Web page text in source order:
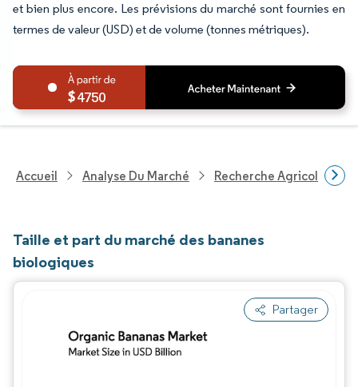
et bien plus encore. Les prévisions du marché sont fournies en
termes de valeur (USD) et de volume (tonnes métriques).
4750
Accueil Analyse Du Marché Recherche Agricole
Taille et part du marché des bananes
biologiques
Partager